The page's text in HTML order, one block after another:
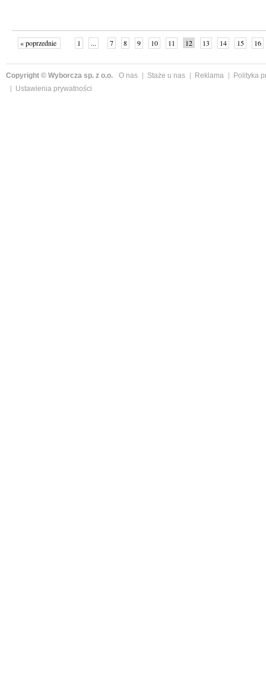
« poprzednie 1 ... 7 8 9 10 11 12 13 14 15 16
Copyright © Wyborcza sp. z o.o. O nas Staże u nas Reklama
Polityka
Ustawienia prywatności